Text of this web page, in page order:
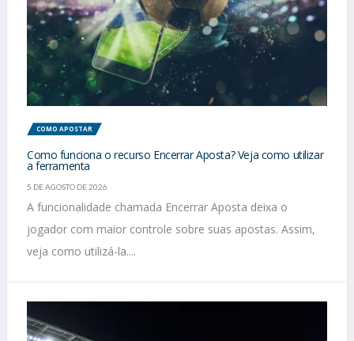
COMO APOSTAR
Como funciona o recurso Encerrar Aposta? Veja como utilizar
a ferramenta
5 DE AGOSTO DE 2026
A funcionalidade chamada Encerrar Aposta deixa o
jogador com maior controle sobre suas apostas. Assim,
veja como utilizá-la....